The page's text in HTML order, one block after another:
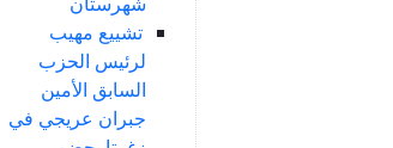
تشييع مهيب
لرئيس الحزب
السابق الأمين
جبران عريجي في